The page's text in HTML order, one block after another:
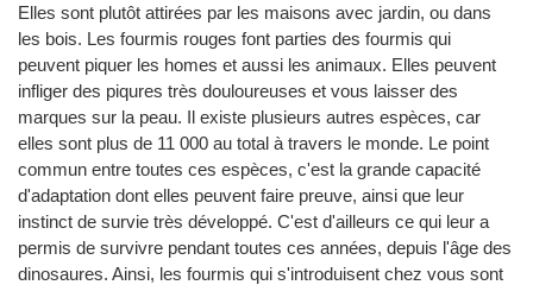
Elles sont plutôt attirées par les maisons avec jardin, ou dans
les bois. Les fourmis rouges font parties des fourmis qui
peuvent piquer les homes et aussi les animaux. Elles peuvent
infliger des piqures très douloureuses et vous laisser des
marques sur la peau. Il existe plusieurs autres espèces, car
elles sont plus de 11 000 au total à travers le monde. Le point
commun entre toutes ces espèces, c'est la grande capacité
d'adaptation dont elles peuvent faire preuve, ainsi que leur
instinct de survie très développé. C'est d'ailleurs ce qui leur a
permis de survivre pendant toutes ces années, depuis l'âge des
dinosaures. Ainsi, les fourmis qui s'introduisent chez vous sont